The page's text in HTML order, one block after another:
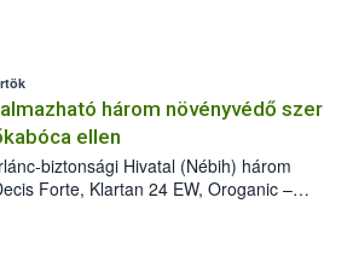
három növényvédő szer
ellen
biztonsági Hivatal (Nébih) három
Forte, Klartan 24 EW, Oroganic –
így azok a szüretet követően,
(BBCH 91) stádiumáig